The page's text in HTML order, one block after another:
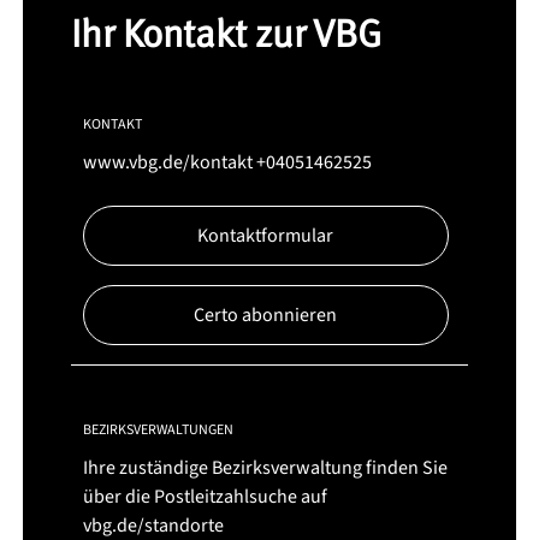
Ihr Kontakt zur VBG
KONTAKT
www.vbg.de/kontakt+04051462525
Kontaktformular
Certo abonnieren
BEZIRKSVERWALTUNGEN
Ihre zuständige Bezirksverwaltung finden Sie
über die Postleitzahlsuche auf
vbg.de/standorte